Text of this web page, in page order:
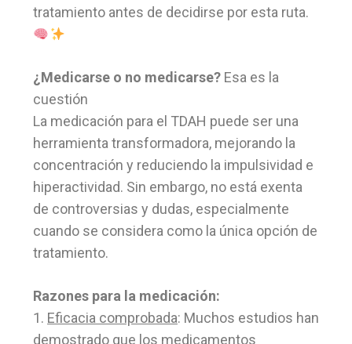
tratamiento antes de decidirse por esta ruta.
¿Medicarse o no medicarse? Esa es la
cuestión
La medicación para el TDAH puede ser una
herramienta transformadora, mejorando la
concentración y reduciendo la impulsividad e
hiperactividad. Sin embargo, no está exenta
de controversias y dudas, especialmente
cuando se considera como la única opción de
tratamiento.
Razones para la medicación:
1. Eficacia comprobada: Muchos estudios han
demostrado que los medicamentos